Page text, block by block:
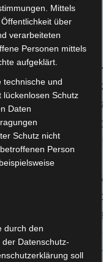
Welt
August
März 2026
Februar
Januar
Mittels
über
verarbeiteten
Personen mittels
aufgeklärt.
technische und
Schutz
Daten
Schutz nicht
Person
durch den
Datenschutz-
soll